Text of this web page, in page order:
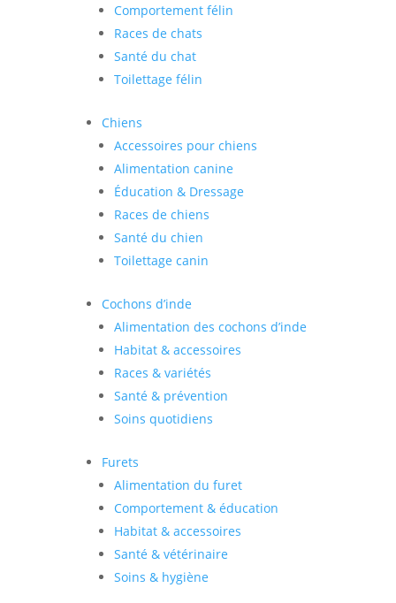
Comportement félin
Races de chats
Santé du chat
Toilettage félin
Chiens
Accessoires pour chiens
Alimentation canine
Éducation & Dressage
Races de chiens
Santé du chien
Toilettage canin
Cochons d’inde
Alimentation des cochons d’inde
Habitat & accessoires
Races & variétés
Santé & prévention
Soins quotidiens
Furets
Alimentation du furet
Comportement & éducation
Habitat & accessoires
Santé & vétérinaire
Soins & hygiène